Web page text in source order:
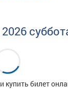
2026
билет